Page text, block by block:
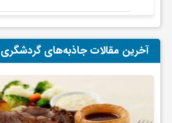
آخرین مقالات جاذبه‌های گردشگری